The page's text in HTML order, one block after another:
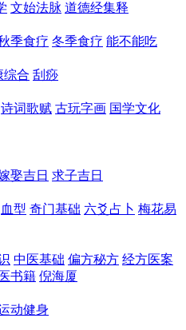
文始法脉 道德经集释
季食疗 冬季食疗 能不能吃
综合 刮痧
诗词歌赋 古玩字画 国学文化
娶吉日 求子吉日
血型 奇门基础 六爻占卜 梅花易
中医基础 偏方秘方 经方医案
书籍 倪海厦
动健身